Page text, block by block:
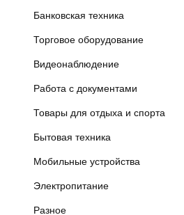
Банковская техника
Торговое оборудование
Видеонаблюдение
Работа с документами
Товары для отдыха и спорта
Бытовая техника
Мобильные устройства
Электропитание
Разное